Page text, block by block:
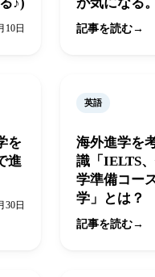
10日 記事を読む
を
進
30日
英語
海外進学を
識「IELTS
学準備コー
学」とは？
記事を読む